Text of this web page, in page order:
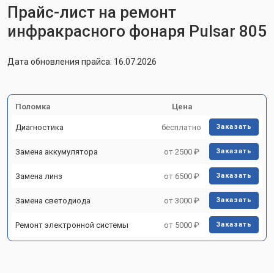
Прайс-лист на ремонт
инфракрасного фонаря Pulsar 805
Дата обновления прайса: 16.07.2026
Поломка Цена
Диагностика бесплатно Заказать
Замена аккумулятора от 2500 ₽ Заказать
Замена линз от 6500 ₽ Заказать
Замена светодиода от 3000 ₽ Заказать
Ремонт электронной системы от 5000 ₽ Заказать